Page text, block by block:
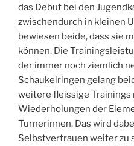
das Debut bei den
zwischendurch in kleinen
bewiesen beide, dass sie
können. Die
der immer noch ziemlich
Schaukelringen gelang
weitere fleissige Trainings
Wiederholungen der
Turnerinnen. Das wird
Selbstvertrauen weiter zu